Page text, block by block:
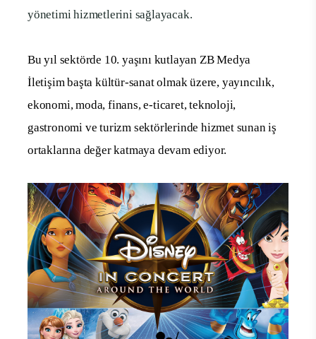
yönetimi hizmetlerini sağlayacak.
Bu yıl sektörde 10. yaşını kutlayan ZB Medya
İletişim başta kültür-sanat olmak üzere, yayıncılık,
ekonomi, moda, finans, e-ticaret, teknoloji,
gastronomi ve turizm sektörlerinde hizmet sunan iş
ortaklarına değer katmaya devam ediyor.